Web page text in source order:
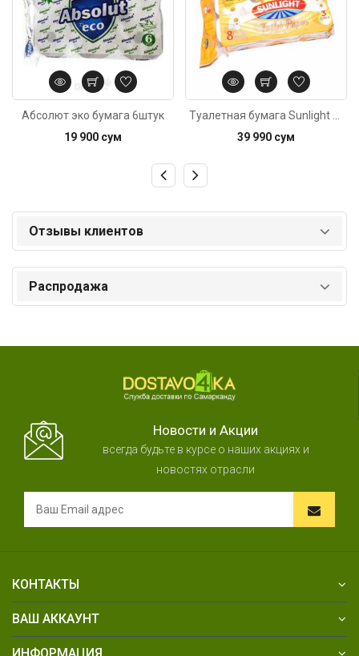
Абсолют эко бумага 6штук
19 900 сум
39 990 сум
Отзывы клиентов
Распродажа
Новости и Акции
всегда будьте в курсе о наших акциях и
новостях отрасли
КОНТАКТЫ
ВАШ АККАУНТ
ИНФОРМАЦИЯ